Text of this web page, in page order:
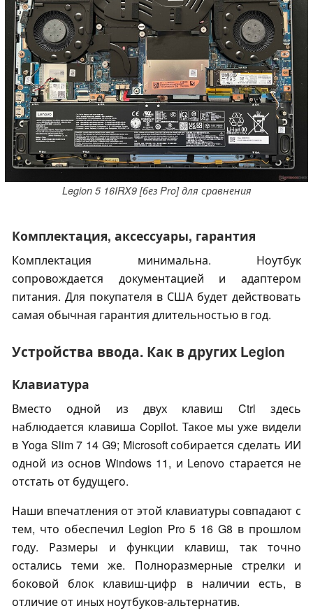
Legion 5 16IRX9 [без Pro] для сравнения
Комплектация, аксессуары, гарантия
Комплектация минимальна. Ноутбук
сопровождается документацией и адаптером
питания. Для покупателя в США будет действовать
самая обычная гарантия длительностью в год.
Устройства ввода. Как в других Legion
Клавиатура
Вместо одной из двух клавиш Ctrl здесь
наблюдается клавиша Copilot. Такое мы уже видели
в Yoga Slim 7 14 G9; Microsoft собирается сделать ИИ
одной из основ Windows 11, и Lenovo старается не
отстать от будущего.
Наши впечатления от этой клавиатуры совпадают с
тем, что обеспечил Legion Pro 5 16 G8 в прошлом
году. Размеры и функции клавиш, так точно
остались теми же. Полноразмерные стрелки и
боковой блок клавиш-цифр в наличии есть, в
отличие от иных ноутбуков-альтернатив.